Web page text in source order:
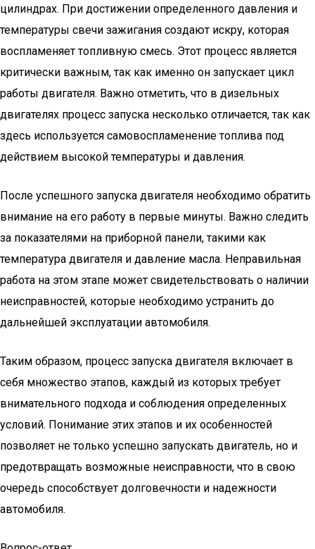
цилиндрах. При достижении определенного давления и
температуры свечи зажигания создают искру, которая
воспламеняет топливную смесь. Этот процесс является
критически важным, так как именно он запускает цикл
работы двигателя. Важно отметить, что в дизельных
двигателях процесс запуска несколько отличается, так как
здесь используется самовоспламенение топлива под
действием высокой температуры и давления.
После успешного запуска двигателя необходимо обратить
внимание на его работу в первые минуты. Важно следить
за показателями на приборной панели, такими как
температура двигателя и давление масла. Неправильная
работа на этом этапе может свидетельствовать о наличии
неисправностей, которые необходимо устранить до
дальнейшей эксплуатации автомобиля.
Таким образом, процесс запуска двигателя включает в
себя множество этапов, каждый из которых требует
внимательного подхода и соблюдения определенных
условий. Понимание этих этапов и их особенностей
позволяет не только успешно запускать двигатель, но и
предотвращать возможные неисправности, что в свою
очередь способствует долговечности и надежности
автомобиля.